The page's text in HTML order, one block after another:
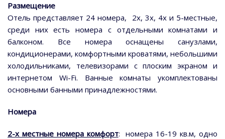
Размещение
Отель представляет 24 номера, 2х, 3х, 4х и 5-местные,
среди них есть номера с отдельными комнатами и
балконом. Все номера оснащены санузлами,
кондиционерами, комфортными кроватями, небольшими
холодильниками, телевизорами с плоским экраном и
интернетом Wi-Fi. Ванные комнаты укомплектованы
основными банными принадлежностями.
Номера
2-х местные номера комфорт: номера 16-19 кв.м, одно